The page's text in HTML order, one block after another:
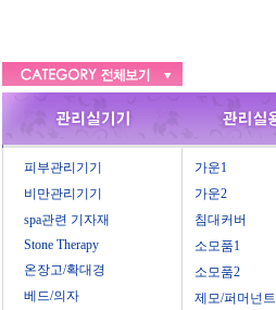
피부관리기기
비만관리기기
spa관련 기자재
Stone Therapy
온장고/확대경
베드/의자
가운1
가운2
침대커버
소모품1
소모품2
제모/퍼머넌트